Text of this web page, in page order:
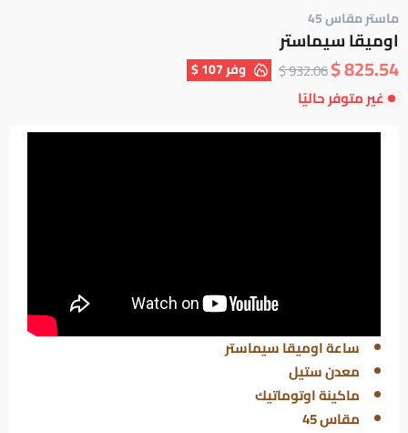
ماستر مقاس 45
اوميقا سيماستر
825.54 $
932.06 $ وفر107 $
غير متوفر حاليًا
ساعة اوميقا سيماستر
معدن ستيل
ماكينة اوتوماتيك
مقاس 45